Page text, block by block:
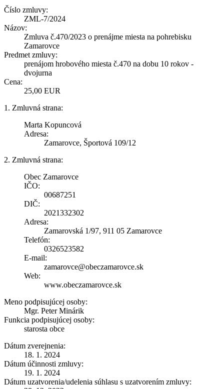
Číslo zmluvy:
ZML-7/2024
Názov:
Zmluva č.470/2023 o prenájme miesta na pohrebisku
Zamarovce
Predmet zmluvy:
prenájom hrobového miesta č.470 na dobu 10 rokov -
dvojurna
Cena:
25,00 EUR
1. Zmluvná strana:
Marta Kopuncová
Adresa:
Zamarovce, Športová 109/12
2. Zmluvná strana:
Obec Zamarovce
IČO:
00687251
DIČ:
2021332302
Adresa:
Zamarovská 1/97, 911 05 Zamarovce
Telefón:
0326523582
E-mail:
zamarovce@obeczamarovce.sk
Web:
www.obeczamarovce.sk
Meno podpisujúcej osoby:
Mgr. Peter Minárik
Funkcia podpisujúcej osoby:
starosta obce
Dátum zverejnenia:
18. 1. 2024
Dátum účinnosti zmluvy:
19. 1. 2024
Dátum uzatvorenia/udelenia súhlasu s uzatvorením zmluvy: